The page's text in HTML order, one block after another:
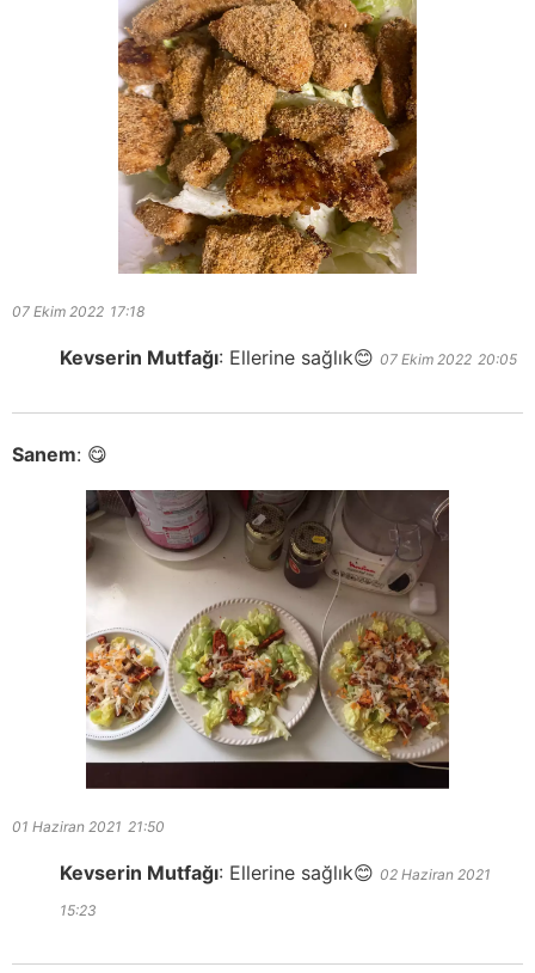
07 Ekim 2022 17:18
Kevserin Mutfağı: Ellerine sağlık😊 07 Ekim 2022 20:05
Sanem: 😋
01 Haziran 2021 21:50
Kevserin Mutfağı: Ellerine sağlık😊 02 Haziran 2021
15:23